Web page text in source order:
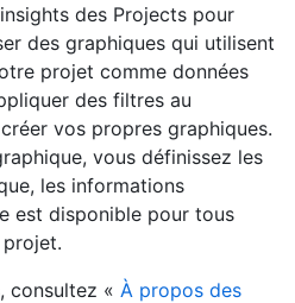
des Projects pour
des graphiques qui utilisent
projet comme données
des filtres au
vos propres graphiques.
vous définissez les
les informations
est disponible pour tous
consultez « À propos des